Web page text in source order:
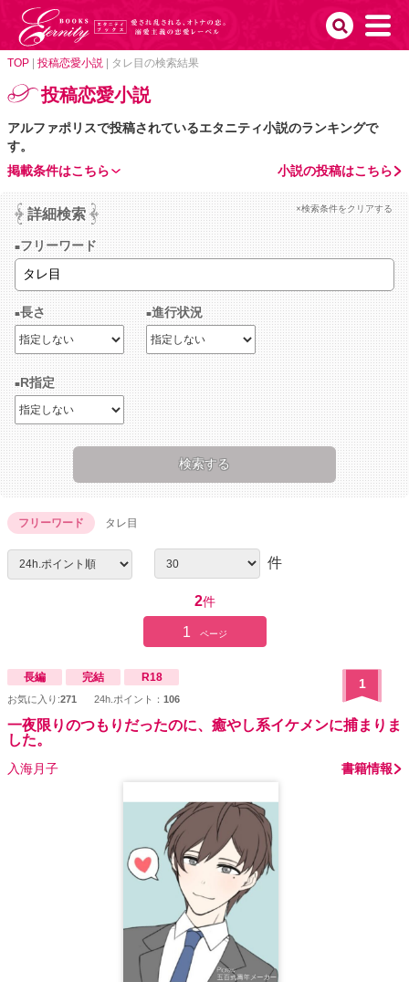
TOP 投稿恋愛小説 タレ目の検索結果
投稿恋愛小説
アルファポリスで投稿されているエタニティ小説のランキングで
す。
小説の投稿はこちら
掲載条件はこちら
詳細検索 ×検索条件をクリアする
フリーワード
長さ 進行状況
R指定
フリーワード タレ目
件
2件
1 ページ
長編 完結 R18
お気に入り:271 24h.ポイント： 106
1
一夜限りのつもりだったのに、癒やし系イケメンに捕まりま
した。
入海月子 書籍情報